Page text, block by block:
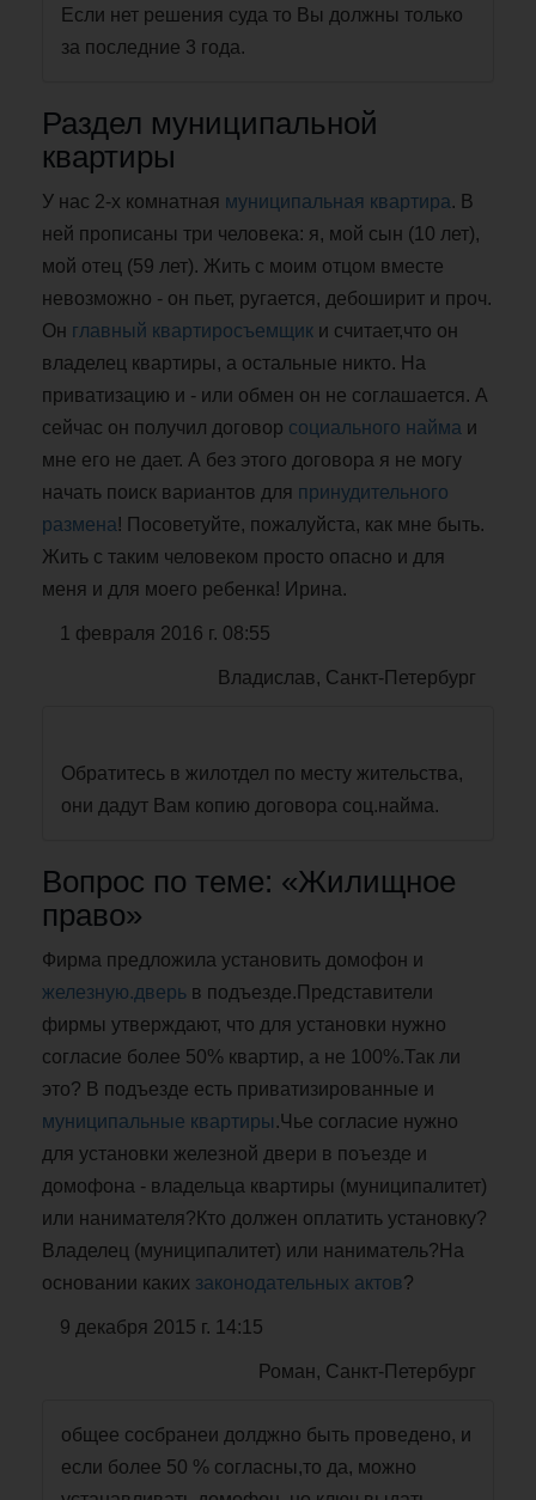
Если нет решения суда то Вы должны только
за последние 3 года.
Раздел муниципальной
квартиры
У нас 2-х комнатная муниципальная квартира. В
ней прописаны три человека: я, мой сын (10 лет),
мой отец (59 лет). Жить с моим отцом вместе
невозможно - он пьет, ругается, дебоширит и проч.
Он главный квартиросъемщик и считает,что он
владелец квартиры, а остальные никто. На
приватизацию и - или обмен он не соглашается. А
сейчас он получил договор социального найма и
мне его не дает. А без этого договора я не могу
начать поиск вариантов для принудительного
размена! Посоветуйте, пожалуйста, как мне быть.
Жить с таким человеком просто опасно и для
меня и для моего ребенка! Ирина.
1 февраля 2016 г. 08:55
Владислав, Санкт-Петербург
Обратитесь в жилотдел по месту жительства,
они дадут Вам копию договора соц.найма.
Вопрос по теме: «Жилищное
право»
Фирма предложила установить домофон и
железную.дверь в подъезде.Представители
фирмы утверждают, что для установки нужно
согласие более 50% квартир, а не 100%.Так ли
это? В подъезде есть приватизированные и
муниципальные квартиры .Чье согласие нужно
для установки железной двери в поъезде и
домофона - владельца квартиры (муниципалитет)
или нанимателя?Кто должен оплатить установку?
Владелец (муниципалитет) или наниматель?На
основании каких законодательных актов?
9 декабря 2015 г. 14:15
Роман, Санкт-Петербург
общее сосбранеи долджно быть проведено, и
если более 50 % согласны,то да, можно